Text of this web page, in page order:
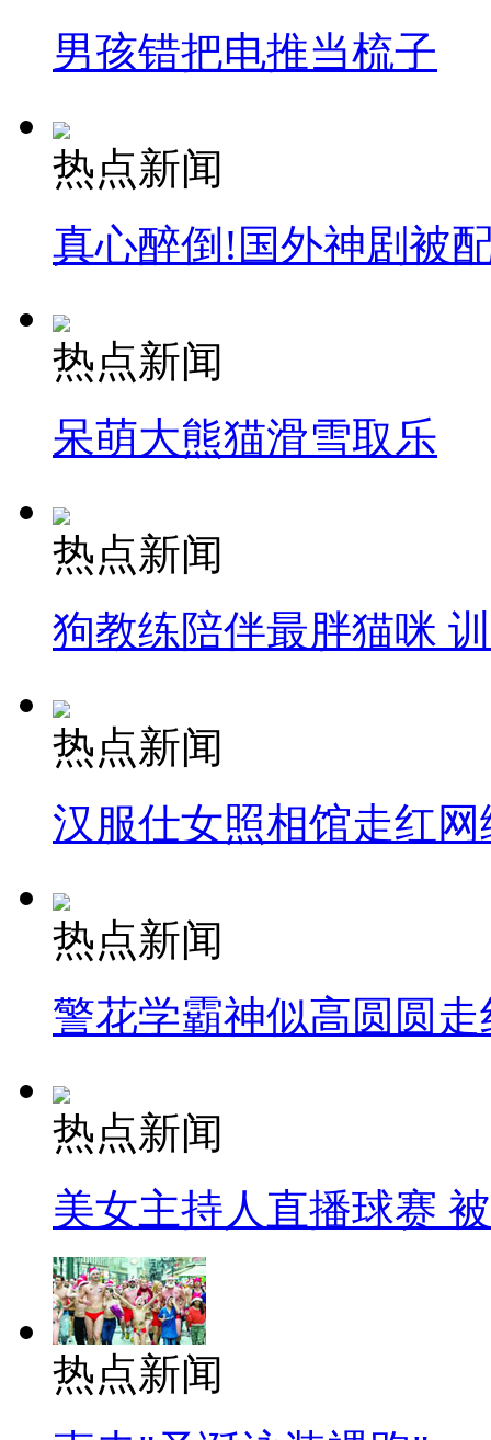
纽约上演“枕头大战”
司机酒驾遇交警 急速倒车逃窜
男孩错把电推当梳子
热点新闻
真心醉倒!国外神剧被
热点新闻
呆萌大熊猫滑雪取乐
热点新闻
狗教练陪伴最胖猫咪
热点新闻
汉服仕女照相馆走红网
热点新闻
警花学霸神似高圆圆走
热点新闻
美女主持人直播球赛
热点新闻